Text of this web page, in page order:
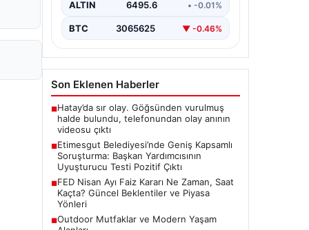
alan belediyeye yönelik yürütülen
aşamasında önemli…
ALTIN 6495.6 • -0.01%
BTC 3065625 ▼ -0.46%
Son Eklenen Haberler
■Hatay’da sır olay. Göğsünden vurulmuş
halde bulundu, telefonundan olay anının
videosu çıktı
■Etimesgut Belediyesi’nde Geniş Kapsamlı
Soruşturma: Başkan Yardımcısının
Uyuşturucu Testi Pozitif Çıktı
■FED Nisan Ayı Faiz Kararı Ne Zaman, Saat
Kaçta? Güncel Beklentiler ve Piyasa
Yönleri
■Outdoor Mutfaklar ve Modern Yaşam